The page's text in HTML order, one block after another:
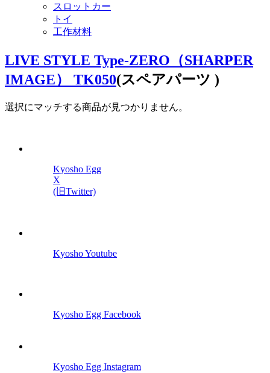
スロットカー
トイ
工作材料
LIVE STYLE Type-ZERO（SHARPER
IMAGE） TK050(スペアパーツ )
選択にマッチする商品が見つかりません。
Kyosho Egg
X
(旧Twitter)
Kyosho Youtube
Kyosho Egg Facebook
Kyosho Egg Instagram